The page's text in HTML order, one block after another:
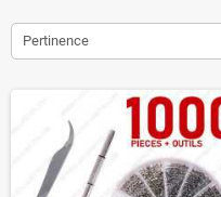
Pertinence